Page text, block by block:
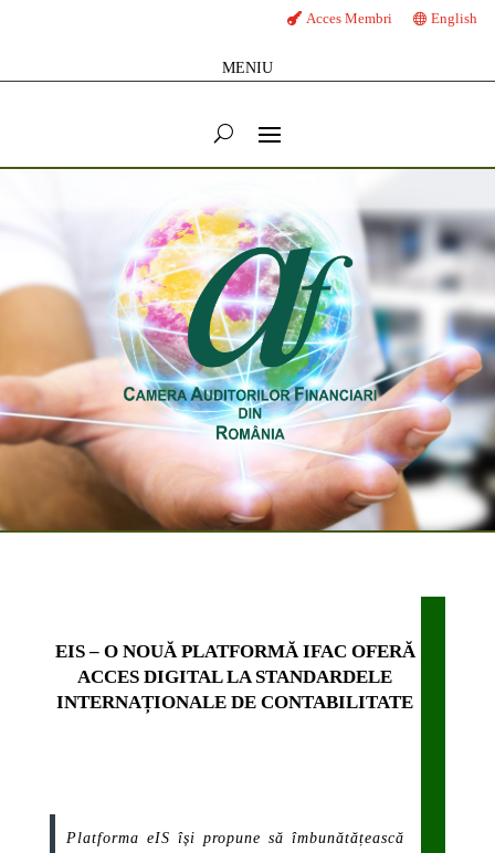
Acces Membri English
MENIU
EIS – O NOUĂ PLATFORMĂ IFAC OFERĂ
ACCES DIGITAL LA STANDARDELE
INTERNAȚIONALE DE CONTABILITATE
Platforma eIS își propune să îmbunătățească